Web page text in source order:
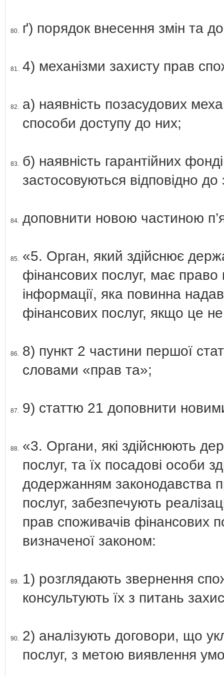
80. ґ) порядок внесення змін та
81. 4) механізми захисту прав
82. а) наявність позасудових
способи доступу до них;
83. б) наявність гарантійних
застосовуються відповідно
84. доповнити новою частиною
85. «5. Орган, який здійснює
фінансових послуг, має право
інформації, яка повинна
фінансових послуг, якщо це
86. 8) пункт 2 частини першої
словами «прав та»;
87. 9) статтю 21 доповнити
88. «3. Органи, які здійснюють
послуг, та їх посадові особи
додержанням законодавства
послуг, забезпечують
прав споживачів фінансових
визначеної законом:
89.
1) розглядають звернення
консультують їх з питань
90. 2) аналізують договори, що
послуг, з метою виявлення